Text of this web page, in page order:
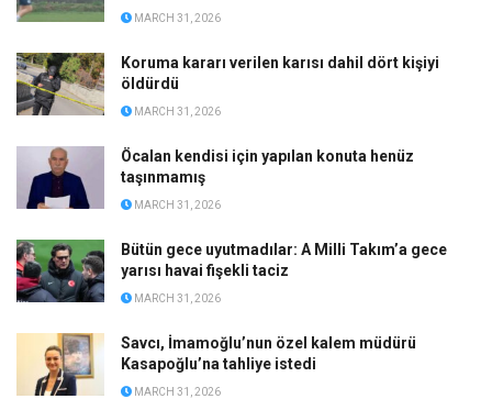
MARCH 31, 2026
Koruma kararı verilen karısı dahil dört kişiyi
öldürdü
MARCH 31, 2026
Öcalan kendisi için yapılan konuta henüz
taşınmamış
MARCH 31, 2026
Bütün gece uyutmadılar: A Milli Takım’a gece
yarısı havai fişekli taciz
MARCH 31, 2026
Savcı, İmamoğlu’nun özel kalem müdürü
Kasapoğlu’na tahliye istedi
MARCH 31, 2026